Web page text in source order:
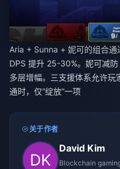
Aria + Sunna + 妮可的组合
DPS 提升 25-30%。妮可减
多层增幅。三支援体系允许
通时，仅“绽放”一项
关于作者
David Kim
Blockchain